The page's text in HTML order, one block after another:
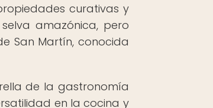
curativas y
amazónica, pero
San Martín, conocida
de la gastronomía
en la cocina y